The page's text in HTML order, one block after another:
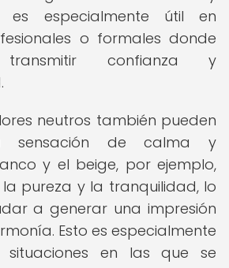
es especialmente útil en
o formales donde
confianza y
neutros también pueden
sensación de calma y
y el beige, por ejemplo,
pureza y la tranquilidad, lo
a generar una impresión
Esto es especialmente
situaciones en las que se